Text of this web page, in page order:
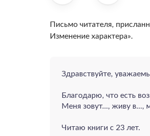
Письмо читателя,
Изменение характера».
Здравствуйте,
Благодарю, что есть
Меня зовут..., живу в...,
Читаю книги с 23 лет.